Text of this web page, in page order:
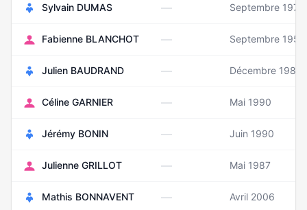
Sylvain DUMAS — Septembre 1975
Fabienne BLANCHOT — Septembre 1957
Julien BAUDRAND — Décembre 1982
Céline GARNIER — Mai 1990
Jérémy BONIN — Juin 1990
Julienne GRILLOT — Mai 1987
Mathis BONNAVENT — Avril 2006